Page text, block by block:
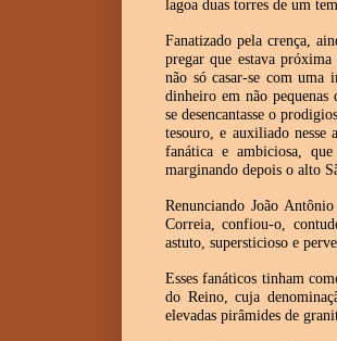
lagoa duas torres de um
Fanatizado pela crença,
pregar que estava próxima
não só casar-se com uma
dinheiro em não pequenas
se desencantasse o
tesouro, e auxiliado nesse
fanática e ambiciosa,
marginando depois o alto
Renunciando João
Correia, confiou-o,
astuto, supersticioso e
Esses fanáticos tinham
do Reino, cuja
elevadas pirâmides de